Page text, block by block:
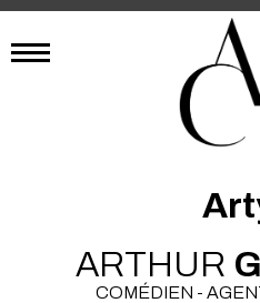
ARTHUR
COMÉDIEN -